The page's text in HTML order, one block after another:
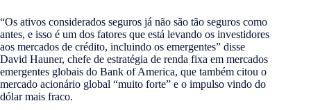
“Os ativos considerados seguros já não são tão seguros como
antes, e isso é um dos fatores que está levando os investidores
aos mercados de crédito, incluindo os emergentes” disse
David Hauner, chefe de estratégia de renda fixa em mercados
emergentes globais do Bank of America, que também citou o
mercado acionário global “muito forte” e o impulso vindo do
dólar mais fraco.